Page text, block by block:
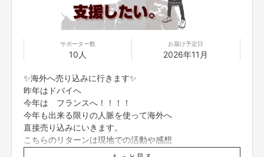
■リターンについて二次利用の目的や、有料イベント、PR目的での配信・
イベント・番組などでの使用は基本NGとします。
■参加する権利の転売や譲渡は禁止とさせていただきます。購入したご本人
のみが参加できます。
【販売責任者】
Ruban Rouge合同会社
【所在地】
大阪市北区東天満2-5-10フジイビル504
サポーター数
10人
お届け予定日
2026年11月
✨海外へ売り込みに行きます✨
昨年はドバイへ
今年は フランスへ！！！！
今年も出来る限りの人脈を使って海外へ
直接売り込みにいきます。
こちらのリターンは現地での活動や感想
リアルな様子を購入者にだけ